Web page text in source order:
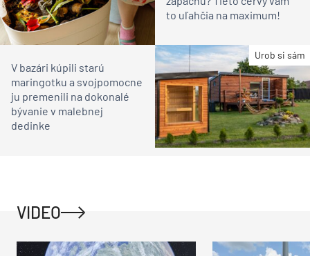
to uľahčia na maximum!
Urob si sám
V bazári kúpili starú
maringotku a svojpomocne
ju premenili na dokonalé
bývanie v malebnej
dedinke
VIDEO